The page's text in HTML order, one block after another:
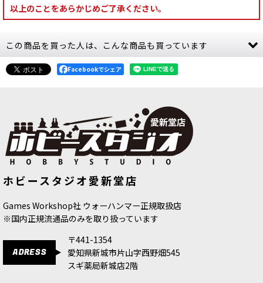
以上のことをあらかじめご了承ください。
この商品を買った人は、こんな商品も買っています
パー(ベース色)[77124]
ズ(ベース色)
Facebookでシェア
ホビースタジオ愛新堂店
Games Workshop社 ウォーハンマー正規取扱店
※国内正規流通品のみを取り扱っています
ADRESS
〒441-1354
愛知県新城市片山字西野畑545
スギ薬局新城店2階